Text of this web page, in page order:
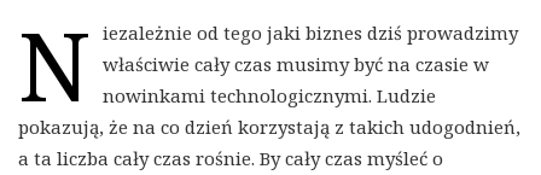
N iezależnie od tego jaki biznes dziś prowadzimy
właściwie cały czas musimy być na czasie w
nowinkami technologicznymi. Ludzie
pokazują, że na co dzień korzystają z takich udogodnień,
a ta liczba cały czas rośnie. By cały czas myśleć o